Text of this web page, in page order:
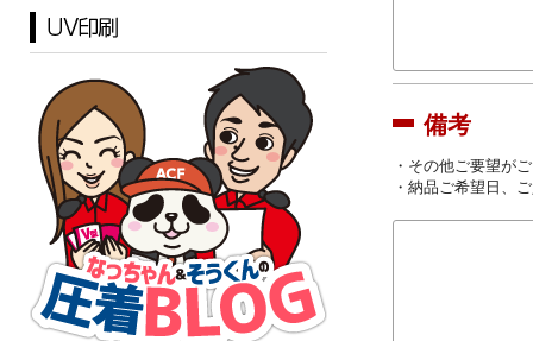
備考
・その他ご要望が
・納品ご希望日、